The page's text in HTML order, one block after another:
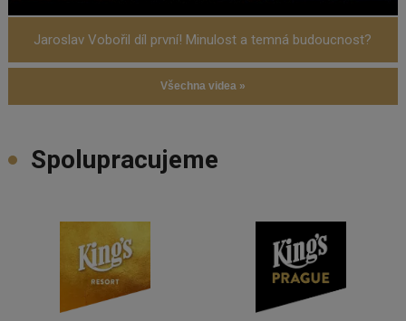
Jaroslav Vobořil díl první! Minulost a temná budoucnost?
Všechna videa »
Spolupracujeme